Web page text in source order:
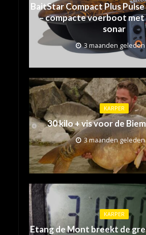
BaitStar Compact Plus
– compacte voerboot met
sonar
3 maanden geleden
KARPER
30 kilo + vis voor de
3 maanden geleden
KARPER
Etang de Mont breekt de